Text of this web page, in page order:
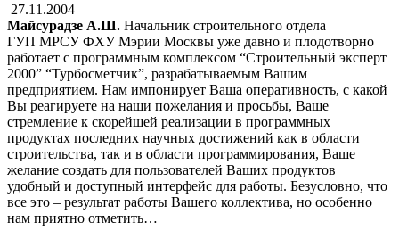
27.11.2004
Майсурадзе А.Ш. Начальник строительного отдела
ГУП МРСУ ФХУ Мэрии Москвы уже давно и плодотворно
работает с программным комплексом “Строительный эксперт
2000” “Турбосметчик”, разрабатываемым Вашим
предприятием. Нам импонирует Ваша оперативность, с какой
Вы реагируете на наши пожелания и просьбы, Ваше
стремление к скорейшей реализации в программных
продуктах последних научных достижений как в области
строительства, так и в области программирования, Ваше
желание создать для пользователей Ваших продуктов
удобный и доступный интерфейс для работы. Безусловно, что
все это – результат работы Вашего коллектива, но особенно
нам приятно отметить…